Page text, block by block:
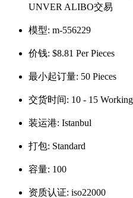
UNVER ALIBO交易
模型: m-556229
价钱: $8.81 Per Pieces
最小起订量: 50 Pieces
交货时间: 10 - 15
装运港: Istanbul
打包: Standard
容量: 100
资质认证: iso22000